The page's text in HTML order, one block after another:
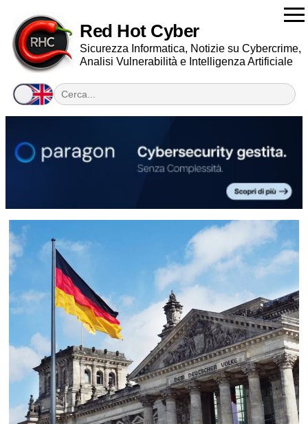
Red Hot Cyber
Sicurezza Informatica, Notizie su Cybercrime,
Analisi Vulnerabilità e Intelligenza Artificiale